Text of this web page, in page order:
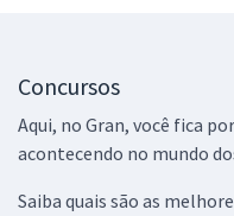
Concursos
Aqui, no Gran, você fica
acontecendo no mundo
Saiba quais são as